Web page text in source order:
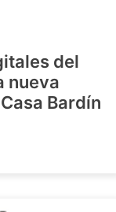
del
nueva
Bardín